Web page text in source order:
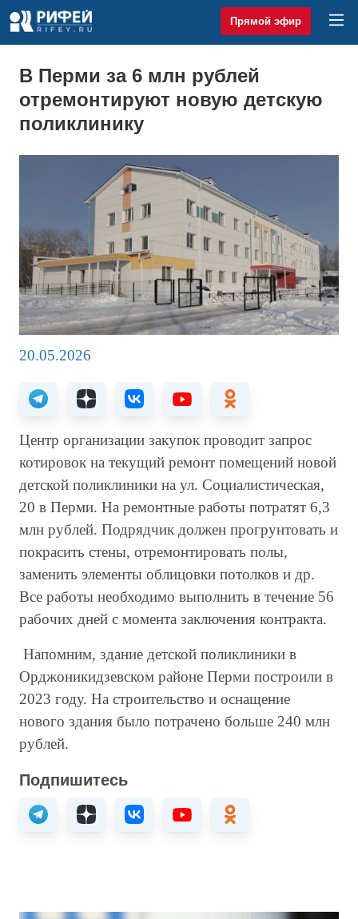
Прямой эфир
В Перми за 6 млн рублей
отремонтируют новую детскую
поликлинику
20.05.2026
Центр организации закупок проводит запрос
котировок на текущий ремонт помещений новой
детской поликлиники на ул. Социалистическая,
20 в Перми. На ремонтные работы потратят 6,3
млн рублей. Подрядчик должен прогрунтовать и
покрасить стены, отремонтировать полы,
заменить элементы облицовки потолков и др.
Все работы необходимо выполнить в течение 56
рабочих дней с момента заключения контракта.
Напомним, здание детской поликлиники в
Орджоникидзевском районе Перми построили в
2023 году. На строительство и оснащение
нового здания было потрачено больше 240 млн
рублей.
Подпишитесь